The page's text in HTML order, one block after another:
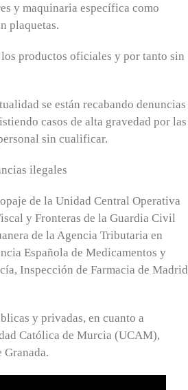
y maquinaria específica como
plaquetas.
productos oficiales y por tanto sin
se están recabando denuncias
casos de alta gravedad por las
sin cualificar.
de la Unidad Central Operativa
y Fronteras de la Guardia Civil
de la Agencia Tributaria en
Española de Medicamentos y
Inspección de Farmacia de Madrid
y privadas, en cuanto a
Católica de Murcia (UCAM),
Granada.